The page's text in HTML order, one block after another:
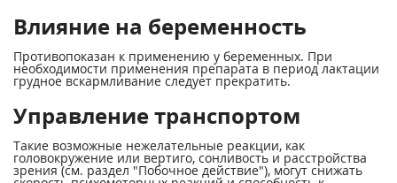
Влияние на беременность
Противопоказан к применению у беременных. При
необходимости применения препарата в период лактации
грудное вскармливание следует прекратить.
Управление транспортом
Такие возможные нежелательные реакции, как
головокружение или вертиго, сонливость и расстройства
зрения (см. раздел "Побочное действие"), могут снижать